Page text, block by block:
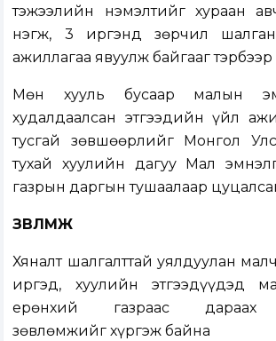
тэжээлийн нэмэлтийг хураан
нэгж, 3 иргэнд зөрчил
ажиллагаа явуулж байгааг
Мөн хууль бусаар малын
худалдаалсан этгээдийн үйл
тусгай зөвшөөрлийг Монгол
тухай хуулийн дагуу Мал
газрын даргын тушаалаар
ЗӨВЛӨМЖ
Хяналт шалгалттай уялдуулан
иргэд, хуулийн этгээдүүдэд
ерөнхий газраас дараах
зөвлөмжийг хүргэж байна